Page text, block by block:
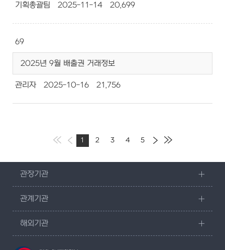
기획총괄팀 2025-11-14 20,699
69
2025년 9월 배출권 거래정보
관리자 2025-10-16 21,756
1 2 3 4 5
관장기관
관계기관
해외기관